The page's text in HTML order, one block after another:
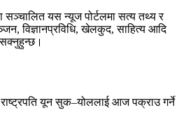
सञ्चालित यस न्यूज पोर्टलमा सत्य तथ्य र
विज्ञानप्रविधि, खेलकुद, साहित्य आदि
राष्ट्रपति यून सुक–योललाई आज पक्राउ गर्ने